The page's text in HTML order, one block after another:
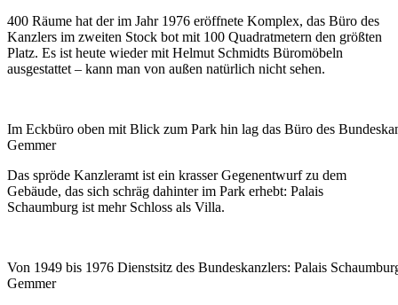
400 Räume hat der im Jahr 1976 eröffnete Komplex, das Büro des
Kanzlers im zweiten Stock bot mit 100 Quadratmetern den größten
Platz. Es ist heute wieder mit Helmut Schmidts Büromöbeln
ausgestattet – kann man von außen natürlich nicht sehen.
Im Eckbüro oben mit Blick zum Park hin lag das Büro des
Gemmer
Das spröde Kanzleramt ist ein krasser Gegenentwurf zu dem
Gebäude, das sich schräg dahinter im Park erhebt: Palais
Schaumburg ist mehr Schloss als Villa.
Von 1949 bis 1976 Dienstsitz des Bundeskanzlers: Palais
Gemmer